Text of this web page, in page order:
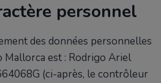
personnel
des données personnelles
Mallorca est : Rodrigo Ariel
(ci-après, le contrôleur